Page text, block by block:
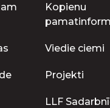
Kopienu
Viedie ciemi
Projekti
LLF